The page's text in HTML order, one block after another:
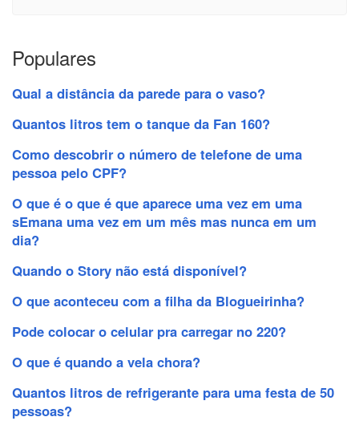
Populares
Qual a distância da parede para o vaso?
Quantos litros tem o tanque da Fan 160?
Como descobrir o número de telefone de uma
pessoa pelo CPF?
O que é o que é que aparece uma vez em uma
sEmana uma vez em um mês mas nunca em um
dia?
Quando o Story não está disponível?
O que aconteceu com a filha da Blogueirinha?
Pode colocar o celular pra carregar no 220?
O que é quando a vela chora?
Quantos litros de refrigerante para uma festa de 50
pessoas?